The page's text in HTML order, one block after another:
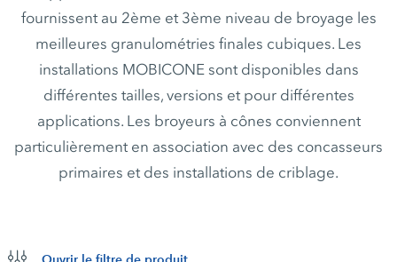
fournissent au 2ème et 3ème niveau de broyage les
meilleures granulométries finales cubiques. Les
installations MOBICONE sont disponibles dans
différentes tailles, versions et pour différentes
applications. Les broyeurs à cônes conviennent
particulièrement en association avec des concasseurs
primaires et des installations de criblage.